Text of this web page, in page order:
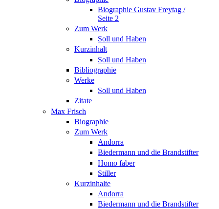
Biographie Gustav Freytag /
Seite 2
Zum Werk
Soll und Haben
Kurzinhalt
Soll und Haben
Bibliographie
Werke
Soll und Haben
Zitate
Max Frisch
Biographie
Zum Werk
Andorra
Biedermann und die Brandstifter
Homo faber
Stiller
Kurzinhalte
Andorra
Biedermann und die Brandstifter